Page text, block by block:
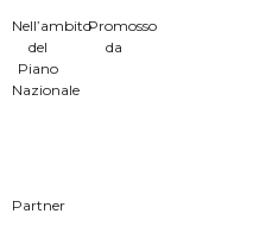
Nell’ambito
del
Piano
Nazionale
Promosso
da
Partner